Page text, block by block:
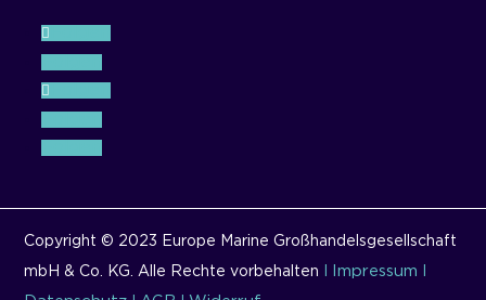
Copyright © 2023 Europe Marine Großhandelsgesellschaft
mbH & Co. KG. Alle Rechte vorbehalten Impressum